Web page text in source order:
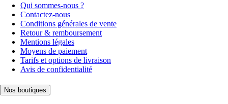
Qui sommes-nous ?
Contactez-nous
Conditions générales de vente
Retour & remboursement
Mentions légales
Moyens de paiement
Tarifs et options de livraison
Avis de confidentialité
Nos boutiques